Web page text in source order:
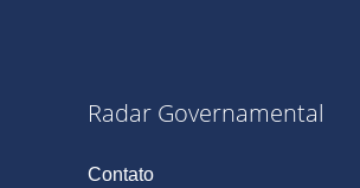
Radar Governamental
Contato